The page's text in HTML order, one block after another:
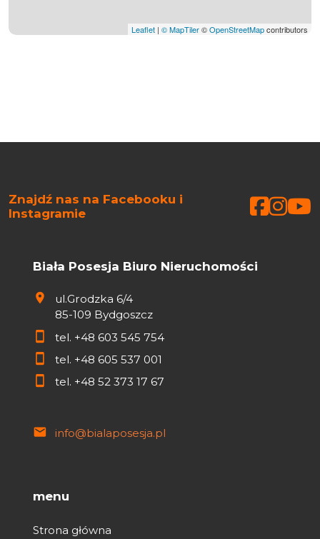
Leaflet | © MapTiler©OpenStreetMapcontributors
Znajdź nas na Facebooku i
Instagramie
Biała Posesja Biuro Nieruchomości
ul.Grodzka 6/4
85-109 Bydgoszcz
tel. +48 603 545 754
tel. +48 605 537 001
tel. +48 52 373 17 67
info@bialaposesja.pl
menu
Strona główna